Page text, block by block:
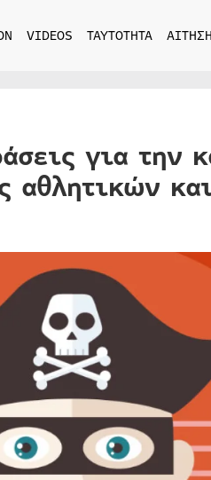
VIDEOS ΤΑΥΤΟΤΗΤΑ
για την
αθλητικών